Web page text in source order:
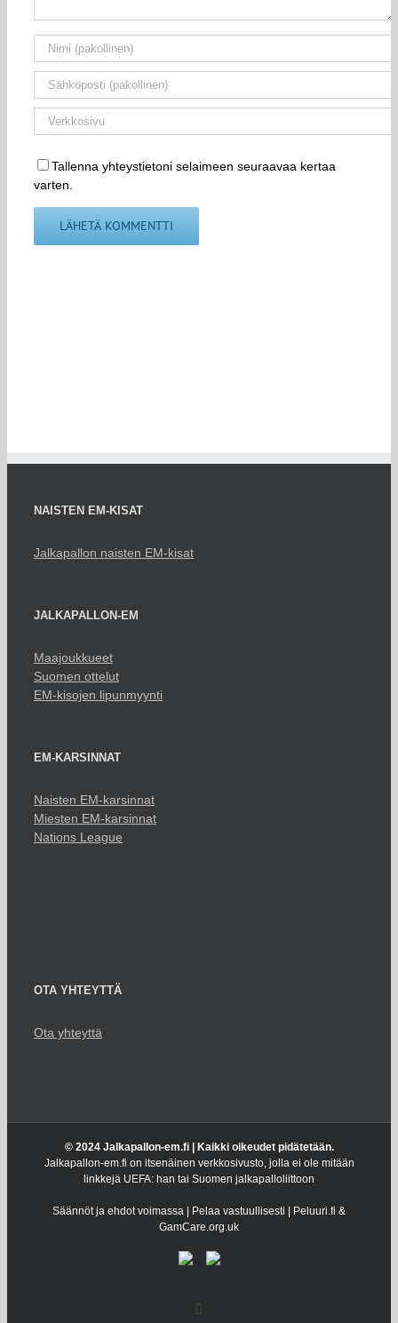
Tallenna yhteystietoni selaimeen seuraavaa kertaa
varten.
NAISTEN EM-KISAT
Jalkapallon naisten EM-kisat
JALKAPALLON-EM
Maajoukkueet
Suomen ottelut
EM-kisojen lipunmyynti
EM-KARSINNAT
Naisten EM-karsinnat
Miesten EM-karsinnat
Nations League
OTA YHTEYTTÄ
Ota yhteyttä
© 2024 Jalkapallon-em.fi | Kaikki oikeudet pidätetään.
Jalkapallon-em.fi on itsenäinen verkkosivusto, jolla ei ole mitään
linkkejä UEFA: han tai Suomen jalkapalloliittoon
Säännöt ja ehdot voimassa | Pelaa vastuullisesti | Peluuri.fi &
GamCare.org.uk